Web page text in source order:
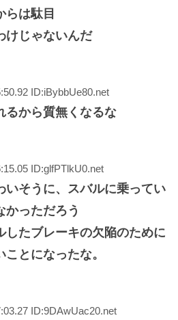
らは駄目
けじゃないんだ
ID:iBybbUe80.net
るから質無くなるな
ID:glfPTlkU0.net
いそうに、スバルに乗ってい
かっただろう
したブレーキの欠陥のために
とになったな。
ID:9DAwUac20.net